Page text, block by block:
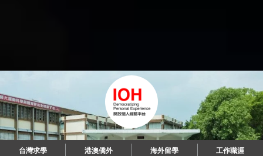
台灣求學 港澳僑外 海外留學 工作職涯